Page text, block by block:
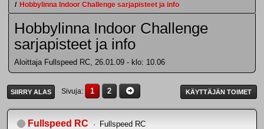
/ Hobbylinna Indoor Challenge sarjapisteet ja info
Hobbylinna Indoor Challenge
sarjapisteet ja info
Aloittaja Fullspeed RC, 26.01.09 - klo: 10.06
SIIRRY ALAS Sivuja 1 2 KÄYTTÄJÄN TOIMET
Fullspeed RC Fullspeed RC